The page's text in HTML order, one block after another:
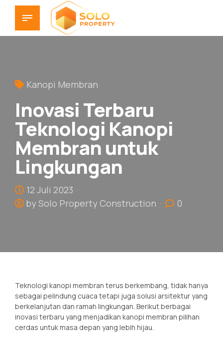
Kanopi Membran
Inovasi Terbaru
Teknologi Kanopi
Membran untuk
Lingkungan
12 Juli 2023
by Solo Property Construction
0
Teknologi kanopi membran terus berkembang, tidak hanya
sebagai pelindung cuaca tetapi juga solusi arsitektur yang
berkelanjutan dan ramah lingkungan. Berikut berbagai
inovasi terbaru yang menjadikan kanopi membran pilihan
cerdas untuk masa depan yang lebih hijau.